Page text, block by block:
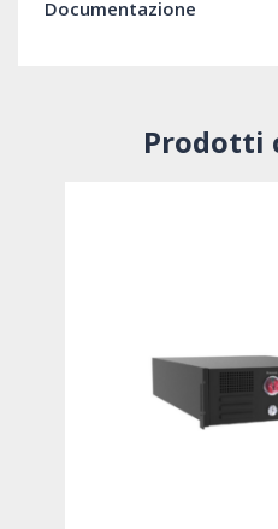
Documentazione
Prodotti